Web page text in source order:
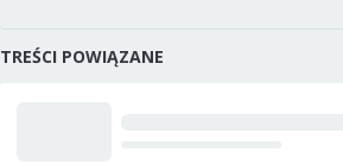
TREŚCI POWIĄZANE